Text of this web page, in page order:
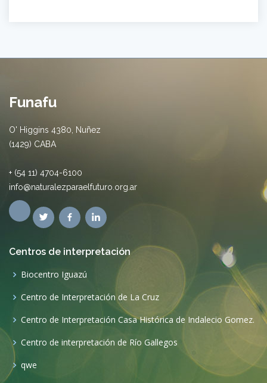
Funafu
O' Higgins 4380, Nuñez
(1429) CABA
+ (54 11) 4704-6100
info@naturalezparaelfuturo.org.ar
Centros de interpretación
Biocentro Iguazú
Centro de Interpretación de La Cruz
Centro de Interpretación Casa Histórica de Indalecio Gomez.
Centro de interpretación de Río Gallegos
qwe